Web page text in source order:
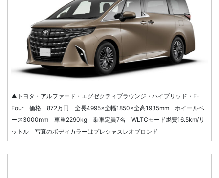
▲トヨタ・アルファード・エグゼクティブラウンジ・ハイブリッド・E-
Four 価格：872万円 全長4995×全幅1850×全高1935mm ホイールベ
ース3000mm 車重2290kg 乗車定員7名 WLTCモード燃費16.5km/リ
ットル 写真のボディカラーはプレシャスレオブロンド